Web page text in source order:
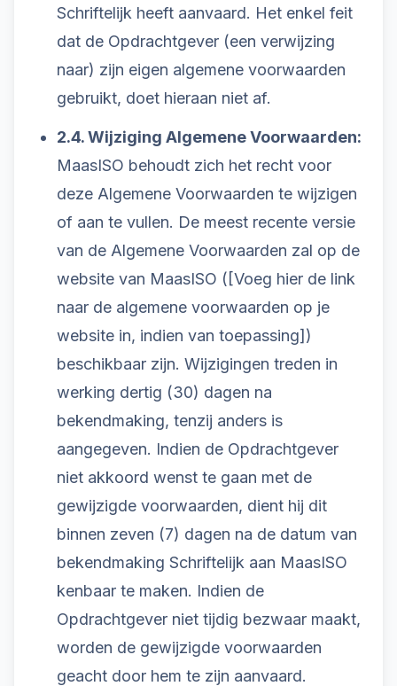
Schriftelijk heeft aanvaard. Het enkel feit
dat de Opdrachtgever (een verwijzing
naar) zijn eigen algemene voorwaarden
gebruikt, doet hieraan niet af.
2.4. Wijziging Algemene Voorwaarden:
MaasISO behoudt zich het recht voor
deze Algemene Voorwaarden te wijzigen
of aan te vullen. De meest recente versie
van de Algemene Voorwaarden zal op de
website van MaasISO ([Voeg hier de link
naar de algemene voorwaarden op je
website in, indien van toepassing])
beschikbaar zijn. Wijzigingen treden in
werking dertig (30) dagen na
bekendmaking, tenzij anders is
aangegeven. Indien de Opdrachtgever
niet akkoord wenst te gaan met de
gewijzigde voorwaarden, dient hij dit
binnen zeven (7) dagen na de datum van
bekendmaking Schriftelijk aan MaasISO
kenbaar te maken. Indien de
Opdrachtgever niet tijdig bezwaar maakt,
worden de gewijzigde voorwaarden
geacht door hem te zijn aanvaard.